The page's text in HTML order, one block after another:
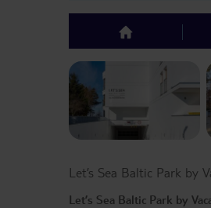
top
Previous slide
Let’s Sea Baltic Park by
Let’s Sea Baltic Park by